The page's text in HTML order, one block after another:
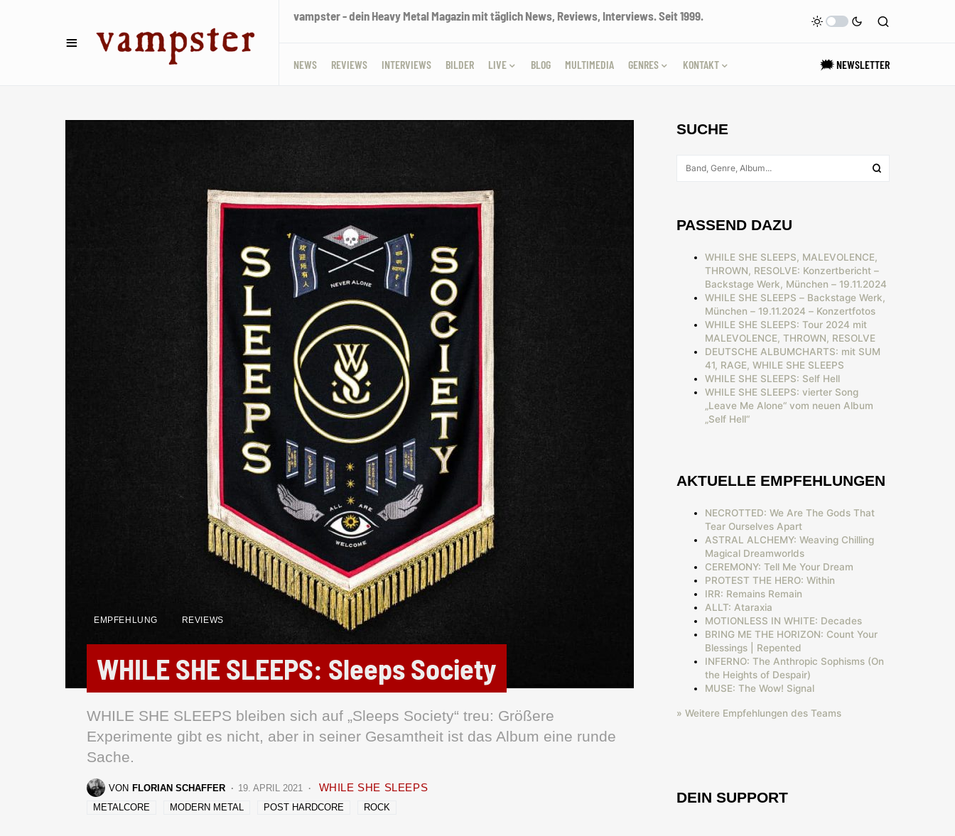
vampster - dein Heavy Metal Magazin mit täglich News, Reviews, Interviews. Seit 1999.
NEWS REVIEWS INTERVIEWS BILDER LIVE BLOG MULTIMEDIA GENRES KONTAKT 🗯 NEWSLETTER
EMPFEHLUNG REVIEWS
WHILE SHE SLEEPS: Sleeps Society
WHILE SHE SLEEPS bleiben sich auf „Sleeps Society“ treu: Größere
Experimente gibt es nicht, aber in seiner Gesamtheit ist das Album eine runde
Sache.
VON FLORIAN SCHAFFER 19. APRIL 2021 WHILE SHE SLEEPS
METALCORE MODERN METAL POST HARDCORE ROCK
SUCHE
PASSEND DAZU
WHILE SHE SLEEPS, MALEVOLENCE,
THROWN, RESOLVE: Konzertbericht –
Backstage Werk, München – 19.11.2024
WHILE SHE SLEEPS – Backstage Werk,
München – 19.11.2024 – Konzertfotos
WHILE SHE SLEEPS: Tour 2024 mit
MALEVOLENCE, THROWN, RESOLVE
DEUTSCHE ALBUMCHARTS: mit SUM
41, RAGE, WHILE SHE SLEEPS
WHILE SHE SLEEPS: Self Hell
WHILE SHE SLEEPS: vierter Song
„Leave Me Alone“ vom neuen Album
„Self Hell“
AKTUELLE EMPFEHLUNGEN
NECROTTED: We Are The Gods That
Tear Ourselves Apart
ASTRAL ALCHEMY: Weaving Chilling
Magical Dreamworlds
CEREMONY: Tell Me Your Dream
PROTEST THE HERO: Within
IRR: Remains Remain
ALLT: Ataraxia
MOTIONLESS IN WHITE: Decades
BRING ME THE HORIZON: Count Your
Blessings | Repented
INFERNO: The Anthropic Sophisms (On
the Heights of Despair)
MUSE: The Wow! Signal
» Weitere Empfehlungen des Teams
DEIN SUPPORT